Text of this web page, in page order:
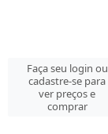
Faça seu login ou
cadastre-se para
ver preços e
comprar